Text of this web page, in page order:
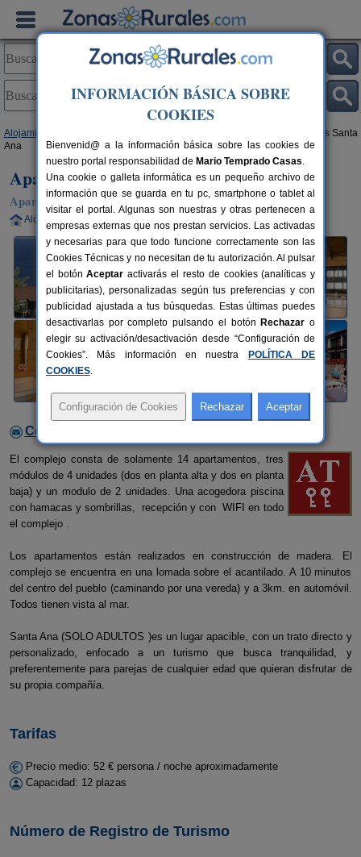
Alojamientos
> Apartamentos Santa
Ana
Apartamentos Santa Ana
Apartamento en Alajeró (La Gomera)
Alquiler completo 34 km de La Gomera
Contactar con el alojamiento
El complejo consta de solamente 14 apartamentos, tres
módulos de 4 unidades (dos en planta alta y dos en planta
baja) y un modulo de 2 unidades. Una acogedora piscina
con hamacas y sombrillas, recepción y con WIFI en todo
el complejo .
Los apartamentos están realizados en construcción de madera. El
complejo se encuentra en una lomada sobre el acantilado. A 10 minutos
del centro del pueblo (caminando por una vereda) y a 3km. en automóvil.
Todos tienen vista al mar.
Santa Ana (SOLO ADULTOS )es un lugar apacible, con un trato directo y
personalizado, enfocado a un turismo que busca tranquilidad, y
preferentemente para parejas de cualquier edad que quieran disfrutar de
su propia compañía.
Tarifas
Precio medio: 52 € persona / noche aproximadamente
Capacidad: 12 plazas
Número de Registro de Turismo
INFORMACIÓN BÁSICA SOBRE
COOKIES
Bienvenid@ a la información básica sobre las cookies de
nuestro portal responsabilidad de Mario Temprado Casas.
Una cookie o galleta informática es un pequeño archivo de
información que se guarda en tu pc, smartphone o tablet al
visitar el portal. Algunas son nuestras y otras pertenecen a
empresas externas que nos prestan servicios. Las activadas
y necesarias para que todo funcione correctamente son las
Cookies Técnicas y no necesitan de tu autorización. Al pulsar
el botónAceptar activarás el resto de cookies (analíticas y
publicitarias), personalizadas según tus preferencias y con
publicidad ajustada a tus búsquedas. Estas últimas puedes
desactivarlas por completo pulsando el botón Rechazar o
elegir su activación/desactivación desde “Configuración de
Cookies”. Más información en nuestra
POLÍTICA DE
COOKIES.